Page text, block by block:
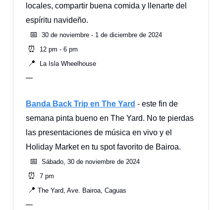
locales, compartir buena comida y llenarte del
espíritu navideño.
📅
30 de noviembre - 1 de diciembre de 2024
⏰ 12 pm - 6 pm
📍 La Isla Wheelhouse
—
Banda Back Trip en The Yard - este fin de
semana pinta bueno en The Yard. No te pierdas
las presentaciones de música en vivo y el
Holiday Market en tu spot favorito de Bairoa.
📅
Sábado, 30 de noviembre de 2024
⏰ 7 pm
📍 The Yard, Ave. Bairoa, Caguas
—